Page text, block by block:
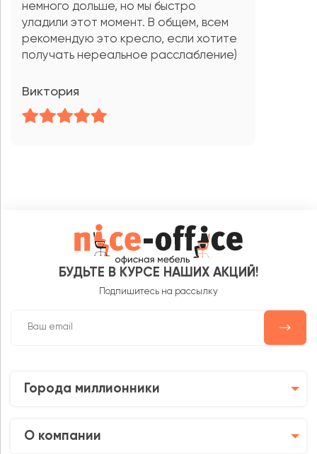
немного дольше, но мы быстро
уладили этот момент. В общем, всем
рекомендую это кресло, если хотите
получать нереальное расслабление)
Виктория
БУДЬТЕ В КУРСЕ НАШИХ АКЦИЙ!
Подпишитесь на рассылку
Города миллионники
О компании